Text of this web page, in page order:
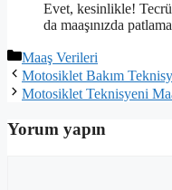
Evet, kesinlikle!
da maaşınızda
Kategoriler
Maaş Verileri
Motosiklet Bakım
Motosiklet Teknisyeni
Yorum yapın